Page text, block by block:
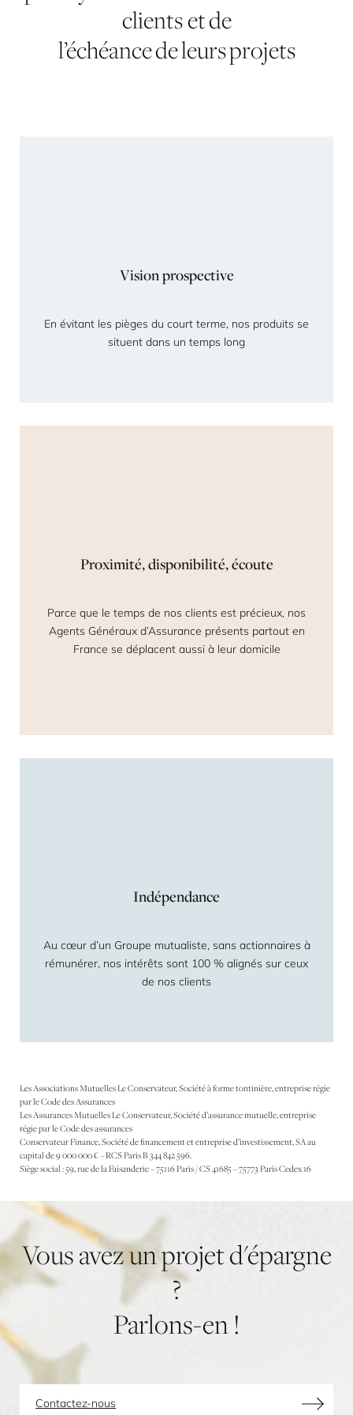
clients et de
l’échéance de leurs projets
Vision prospective
En évitant les pièges du court terme, nos produits se
situent dans un temps long
Proximité, disponibilité, écoute
Parce que le temps de nos clients est précieux, nos
Agents Généraux d’Assurance présents partout en
France se déplacent aussi à leur domicile
Indépendance
Au cœur d’un Groupe mutualiste, sans actionnaires à
rémunérer, nos intérêts sont 100 % alignés sur ceux
de nos clients
Les Associations Mutuelles Le Conservateur, Société à forme tontinière, entreprise régie
par le Code des Assurances
Les Assurances Mutuelles Le Conservateur, Société d’assurance mutuelle, entreprise
régie par le Code des assurances
Conservateur Finance, Société de financement et entreprise d’investissement, SA au
capital de 9 000 000 € – RCS Paris B 344 842 596.
Siège social : 59, rue de la Faisanderie – 75116 Paris / CS 41685 – 75773 Paris Cedex 16
Vousavezunprojetd'épargne
?
Parlons-en!
Contactez-nous